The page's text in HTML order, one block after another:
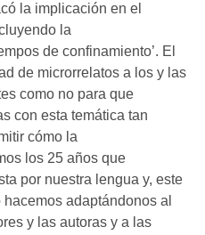
la implicación en el
la
de confinamiento’. El
de microrrelatos a los y las
como no para que
con esta temática tan
cómo la
los 25 años que
por nuestra lengua y, este
adaptándonos al
y las autoras y a las